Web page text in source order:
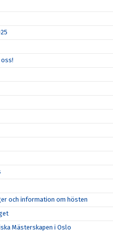
och information om hösten
Mästerskapen i Oslo